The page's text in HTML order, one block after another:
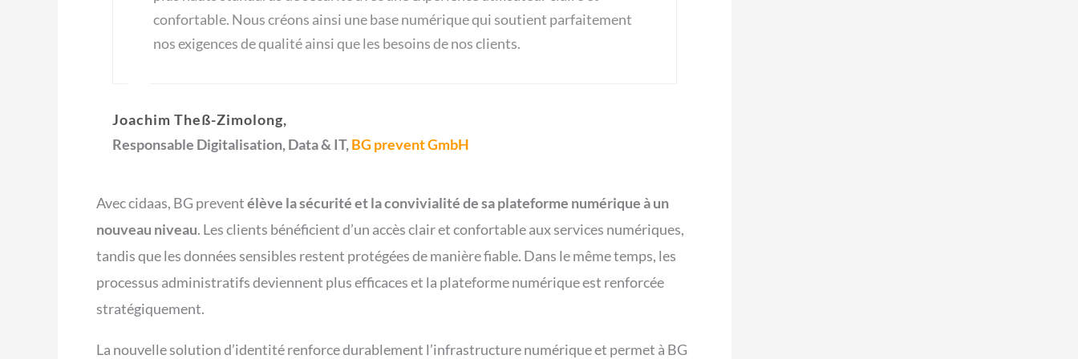
confortable. Nous créons ainsi une base numérique qui soutient parfaitement
nos exigences de qualité ainsi que les besoins de nos clients.
Joachim Theß-Zimolong,
Responsable Digitalisation, Data & IT, BG prevent GmbH
Avec cidaas, BG preventélève la sécurité et la convivialité de sa plateforme numérique à un
nouveau niveau. Les clients bénéficient d’un accès clair et confortable aux services numériques,
tandis que les données sensibles restent protégées de manière fiable. Dans le même temps, les
processus administratifs deviennent plus efficaces et la plateforme numérique est renforcée
stratégiquement.
La nouvelle solution d’identité renforce durablement l’infrastructure numérique et permet à BG